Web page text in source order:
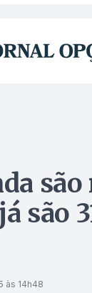
são
às 14h48